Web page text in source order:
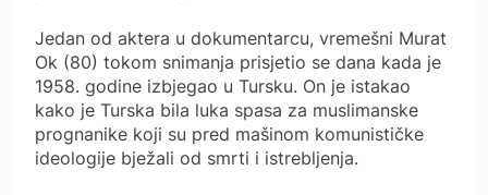
Jedan od aktera u dokumentarcu, vremešni Murat
Ok (80) tokom snimanja prisjetio se dana kada je
1958. godine izbjegao u Tursku. On je istakao
kako je Turska bila luka spasa za muslimanske
prognanike koji su pred mašinom komunističke
ideologije bježali od smrti i istrebljenja.